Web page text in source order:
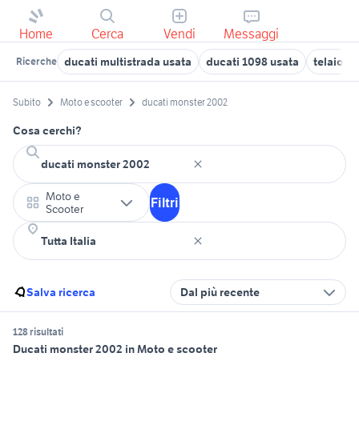
Home Cerca Vendi Messaggi
Ricerche ducati multistrada usata ducati 1098 usata telaio
Subito Moto e scooter ducati monster 2002
Cosa cerchi?
Moto e
Scooter
Filtri
Salva ricerca Dal più recente
128 risultati
Ducati monster 2002 in Moto e scooter